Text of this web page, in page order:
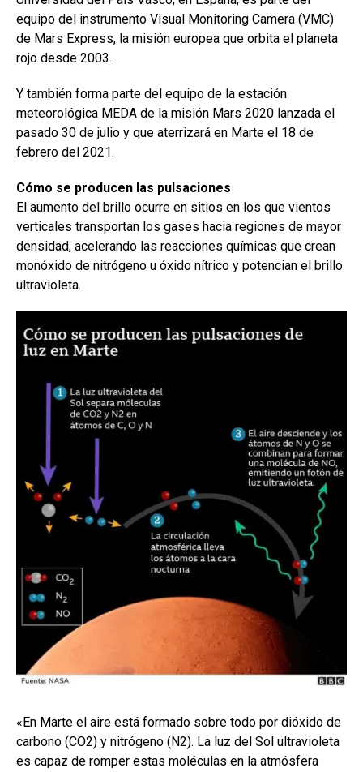
equipo del instrumento Visual Monitoring Camera (VMC)
de Mars Express, la misión europea que orbita el planeta
rojo desde 2003.
Y también forma parte del equipo de la estación
meteorológica MEDA de la misión Mars 2020 lanzada el
pasado 30 de julio y que aterrizará en Marte el 18 de
febrero del 2021.
Cómo se producen las pulsaciones
El aumento del brillo ocurre en sitios en los que vientos
verticales transportan los gases hacia regiones de mayor
densidad, acelerando las reacciones químicas que crean
monóxido de nitrógeno u óxido nítrico y potencian el brillo
ultravioleta.
«En Marte el aire está formado sobre todo por dióxido de
carbono (CO2) y nitrógeno (N2). La luz del Sol ultravioleta
es capaz de romper estas moléculas en la atmósfera